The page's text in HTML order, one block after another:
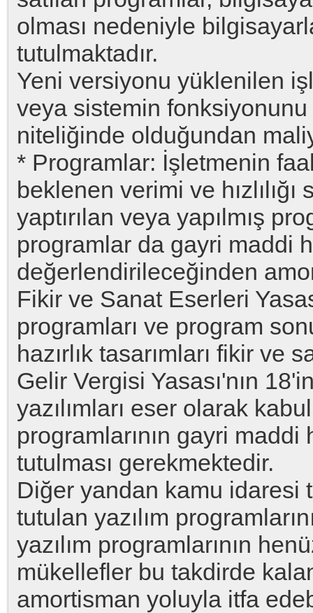
olması nedeniyle
tutulmaktadır.
Yeni versiyonu yüklenilen
veya sistemin fonksiyonunu
niteliğinde olduğundan
* Programlar: İşletmenin
beklenen verimi ve
yaptırılan veya yapılmış
programlar da gayri maddi
değerlendirileceğinden
Fikir ve Sanat Eserleri
programları ve program
hazırlık tasarımları fikir ve
Gelir Vergisi Yasası'nın
yazılımları eser olarak
programlarının gayri
tutulması gerekmektedir.
Diğer yandan kamu idaresi
tutulan yazılım
yazılım programlarının
mükellefler bu takdirde
amortisman yoluyla itfa